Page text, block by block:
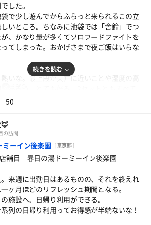
ホカホカになれる。2セット入ったがどち
リュに遭遇できた。
にオートロウリュ発動とデカデカと書いて
に今は設定されているのだろう。
らいだろうか。じっくり入って身体の熱を
水風呂があるのがいいね。
ど様々あり、自分にあった整い方法が選択
した。
で少し遊んでからふらっと来られるこの立
いところ。ちなみに池袋では「舎鈴」でつ
、かなり量が多くてソロフードファイトを
てしまった。おかげさまで夜ご飯はいらな
熱いな。最上段が天井に近いことや湿度の高
に遭遇。しっかりと熱が感じられた。
らい。ジェットのような形で水が噴き出て
剥がされるポイントがある。しっかり冷や
うんだろう。
ペースのデッキチェアで。池袋の夜風を浴
続きを読む
50
の訪問
ミーイン後楽園 [ 東京都 ]
舗目 春日の湯ドーミーイン後楽園
来週に出勤日はあるものの、それを終えれ
ヶ月ほどのリフレッシュ期間となる。
施設へ。日帰り利用ができる。
列の日帰り利用ってお得感が半端ないな！